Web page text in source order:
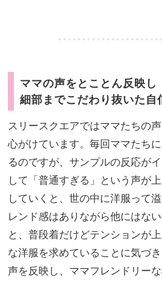
ママの声をとことん反映し
細部までこだわり抜いた自
スリースクエアではママたちの
心がけています。毎回ママたち
るのですが、サンプルの反応が
して「普通すぎる」という声が
していくと、世の中に洋服って
レンド感はありながら他にはな
と、普段着だけどテンションが
な洋服を求めていることに気づ
声を反映し、ママフレンドリーな